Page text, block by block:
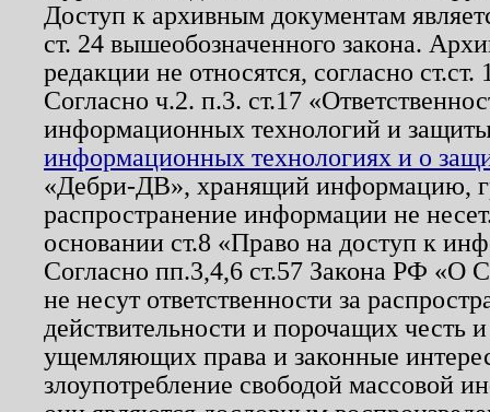
Доступ к архивным документам
ст. 24 вышеобозначенного закона.
редакции не относятся, согласно
Согласно ч.2. п.3. ст.17
информационных технологий и
информационных технологиях и о
«Дебри-ДВ», хранящий информацию,
распространение информации не
основании ст.8 «Право на доступ к
Согласно пп.3,4,6 ст.57 Закона РФ «О
не несут ответственности за
действительности и порочащих честь
ущемляющих права и законные
злоупотребление свободой массовой